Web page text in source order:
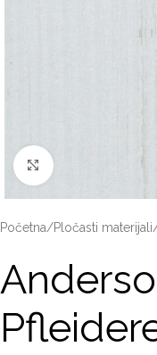
Click to enlarge
Početna/Pločasti materijali